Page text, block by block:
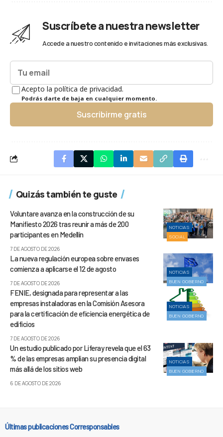
Suscríbete a nuestra newsletter
Accede a nuestro contenido e invitaciones más exclusivas.
Acepto la política de privacidad.
Podrás darte de baja en cualquier momento.
Suscribirme gratis
Quizás también te guste
NOTICIAS
SOCIAL
Voluntare avanza en la construcción de su
Manifiesto 2026 tras reunir a más de 200
participantes en Medellín
7 DE AGOSTO DE 2026
NOTICIAS
BUEN GOBIERNO
La nueva regulación europea sobre envases
comienza a aplicarse el 12 de agosto
7 DE AGOSTO DE 2026
NOTICIAS
BUEN GOBIERNO
FENIE, designada para representar a las
empresas instaladoras en la Comisión Asesora
para la certificación de eficiencia energética de
edificios
7 DE AGOSTO DE 2026
NOTICIAS
BUEN GOBIERNO
Un estudio publicado por Liferay revela que el 63
% de las empresas amplían su presencia digital
más allá de los sitios web
6 DE AGOSTO DE 2026
Últimas publicaciones Corresponsables